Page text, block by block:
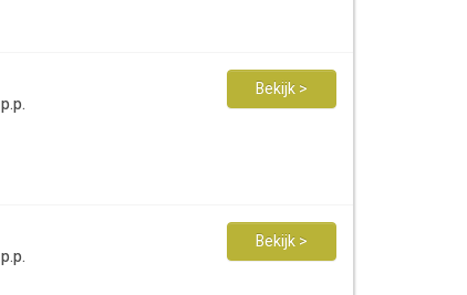
p.p.
Bekijk >
p.p.
Bekijk >